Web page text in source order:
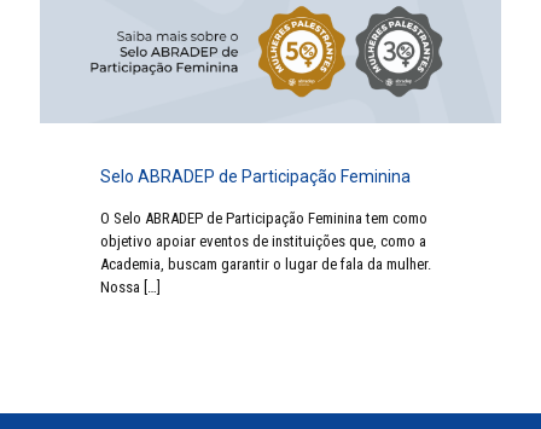
Selo ABRADEP de Participação Feminina
O Selo ABRADEP de Participação Feminina tem como
objetivo apoiar eventos de instituições que, como a
Academia, buscam garantir o lugar de fala da mulher.
Nossa […]